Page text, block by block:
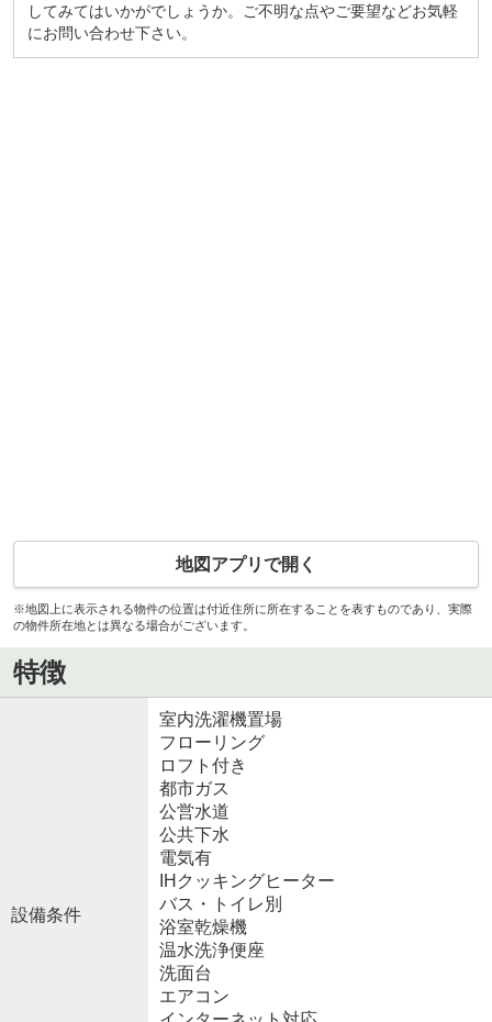
してみてはいかがでしょうか。ご不明な点やご要望などお気軽
にお問い合わせ下さい。
地図アプリで開く
※地図上に表示される物件の位置は付近住所に所在することを表すものであり、実際
の物件所在地とは異なる場合がございます。
特徴
設備条件
室内洗濯機置場
フローリング
ロフト付き
都市ガス
公営水道
公共下水
電気有
IHクッキングヒーター
バス・トイレ別
浴室乾燥機
温水洗浄便座
洗面台
エアコン